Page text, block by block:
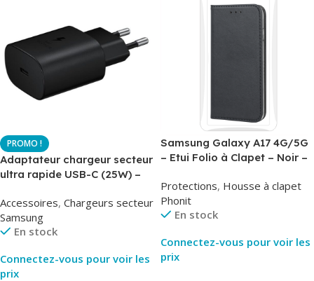
Adaptateur chargeur secteur
ultra rapide USB-C (25W) –
TA800
Accessoires, Chargeurs secteur
Samsung
En stock
Connectez-vous pour voir les
prix
Samsung Galaxy A17 4G/5G
– Etui Folio à Clapet – Noir –
Protections, Housse à clapet
Phonit
En stock
Connectez-vous pour voir les
prix